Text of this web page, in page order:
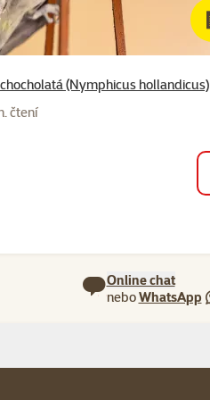
(Nymphicus hollandicus)
čtení
Online chat
neboWhatsApp